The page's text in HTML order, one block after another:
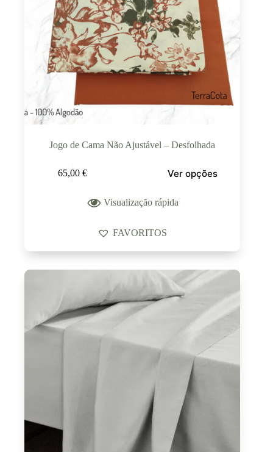
Jogo de Cama Não Ajustável – Desfolhada
65,00 € Ver opções
Visualização rápida
FAVORITOS